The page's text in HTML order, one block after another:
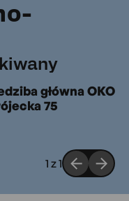
główna OKO
75
1 z1